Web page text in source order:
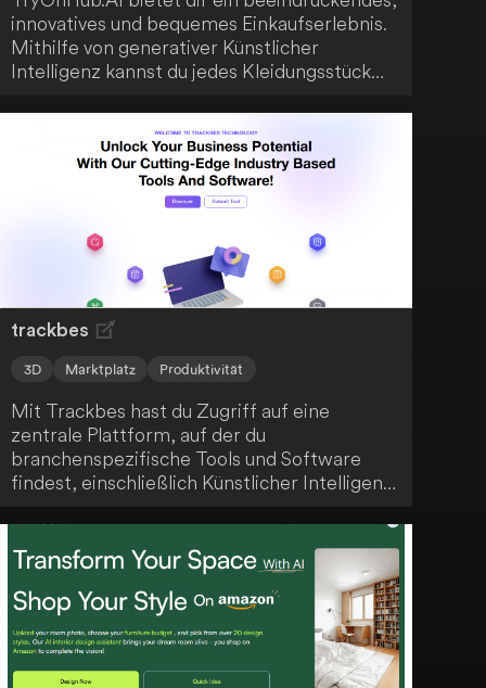
innovatives und bequemes Einkaufserlebnis.
Mithilfe von generativer Künstlicher
Intelligenz kannst du jedes Kleidungsstück
Webseite. Erlebe eine neue Dimension des
Online-Einkaufens, die Personalisierung und
Bequemlichkeit auf ein neues Level bringt.
trackbes
3D Marktplatz Produktivität
Mit Trackbes hast du Zugriff auf eine
zentrale Plattform, auf der du
branchenspezifische Tools und Software
findest, einschließlich Künstlicher Intelligenz,
Technologien. Diese Ressourcen sind darauf
ausgerichtet, dein Wachstum und deine
Produktivität zu fördern. Die Plattform zielt
darauf ab, deinen individuellen Zugang zu
fortschrittlichen digitalen Werkzeugen zu
erleichtern, um deine beruflichen und
akademischen Ziele effizienter zu erreichen.